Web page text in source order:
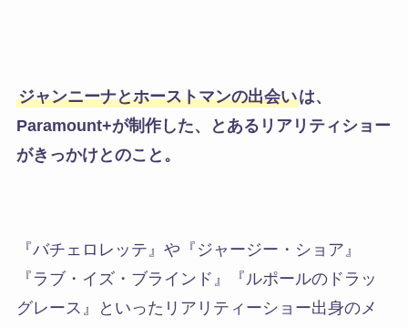
ジャンニーナとホーストマンの出会いは、
Paramount+が制作した、とあるリアリティショー
がきっかけとのこと。
『バチェロレッテ』や『ジャージー・ショア』
『ラブ・イズ・ブラインド』『ルポールのドラッ
グレース』といったリアリティーショー出身のメ